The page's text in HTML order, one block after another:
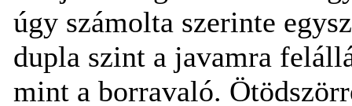
úgy számolta szerinte
dupla szint a javamra
mint a borravaló.